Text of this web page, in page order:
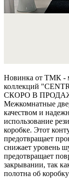
Новинка от ТМК -
коллекций
СКОРО В
Межкомнатные
качеством и
использование
коробке. Этот
предотвращает
снижает уровень
предотвращает
закрывании, так
полотна об коробку